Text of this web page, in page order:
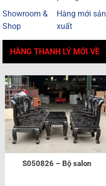
Showroom &
Shop
Hàng mới sản
xuất
HÀNG THANH LÝ MỚI VỀ
S050826 – Bộ salon